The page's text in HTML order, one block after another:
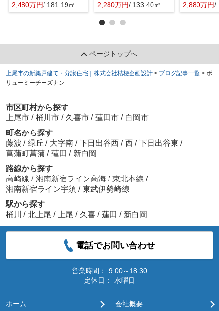
2,480万円/ 181.19㎡
2,280万円/ 133.40㎡ 2,880万円/
ページトップへ
上尾市の新築戸建て・分譲住宅｜株式会社桔梗企画設計 > ブログ記事一覧 > ボ
リューミーチーズナン
市区町村から探す
上尾市 / 桶川市 / 久喜市 / 蓮田市 / 白岡市
町名から探す
藤波 / 緑丘 / 大字南 / 下日出谷西 / 西 / 下日出谷東 /
菖蒲町菖蒲 / 蓮田 / 新白岡
路線から探す
高崎線 / 湘南新宿ライン高海 / 東北本線 /
湘南新宿ライン宇須 / 東武伊勢崎線
駅から探す
桶川 / 北上尾 / 上尾 / 久喜 / 蓮田 / 新白岡
電話でお問い合わせ
営業時間：
9:00～18:30
定休日：
水曜日
ホーム 会社概要